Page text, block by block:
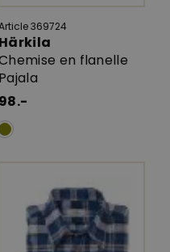
369724
Härkila
en flanelle
Pajala
98.-